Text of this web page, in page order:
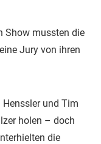
Show mussten die
Jury von ihren
und Tim
holen – doch
die